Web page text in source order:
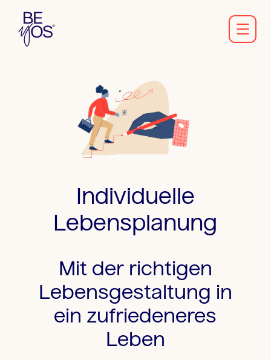
Individuelle
Lebensplanung
Mit der richtigen
Lebensgestaltung in
ein zufriedeneres
Leben